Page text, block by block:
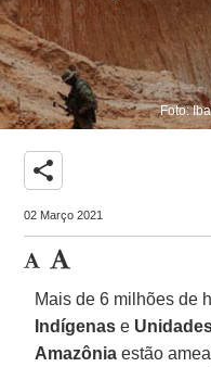
Foto:
share
02 Março 2021
Mais de 6 milhões de
Indígenas e
Amazônia estão